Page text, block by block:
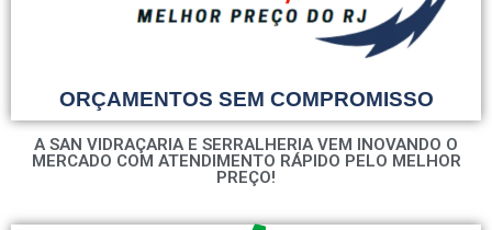
ORÇAMENTOS SEM COMPROMISSO
A SAN VIDRAÇARIA E SERRALHERIA VEM INOVANDO O
MERCADO COM ATENDIMENTO RÁPIDO PELO MELHOR
PREÇO!